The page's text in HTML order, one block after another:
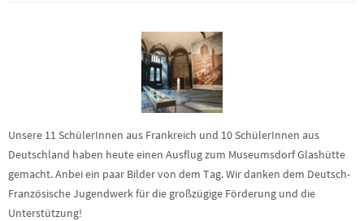
Unsere 11 SchülerInnen aus Frankreich und 10 SchülerInnen aus
Deutschland haben heute einen Ausflug zum Museumsdorf Glashütte
gemacht. Anbei ein paar Bilder von dem Tag. Wir danken dem Deutsch-
Französische Jugendwerk für die großzügige Förderung und die
Unterstützung!